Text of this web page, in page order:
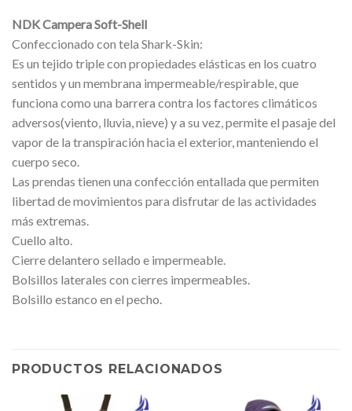
NDK Campera Soft-Shell
Confeccionado con tela Shark-Skin:
Es un tejido triple con propiedades elásticas en los cuatro
sentidos y un membrana impermeable/respirable, que
funciona como una barrera contra los factores climáticos
adversos(viento, lluvia, nieve) y a su vez, permite el pasaje del
vapor de la transpiración hacia el exterior, manteniendo el
cuerpo seco.
Las prendas tienen una confección entallada que permiten
libertad de movimientos para disfrutar de las actividades
más extremas.
Cuello alto.
Cierre delantero sellado e impermeable.
Bolsillos laterales con cierres impermeables.
Bolsillo estanco en el pecho.
PRODUCTOS RELACIONADOS